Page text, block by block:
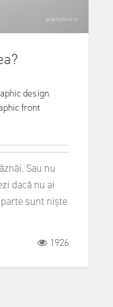
design
front
Sau nu
dacă nu ai
sunt niște
1926